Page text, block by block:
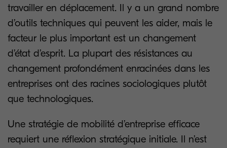
travailler en déplacement. Il y a un grand nombre
d’outils techniques qui peuvent les aider, mais le
facteur le plus important est un changement
d’état d’esprit. La plupart des résistances au
changement profondément enracinées dans les
entreprises ont des racines sociologiques plutôt
que technologiques.
Une stratégie de mobilité d’entreprise efficace
requiert une réflexion stratégique initiale. Il n’est